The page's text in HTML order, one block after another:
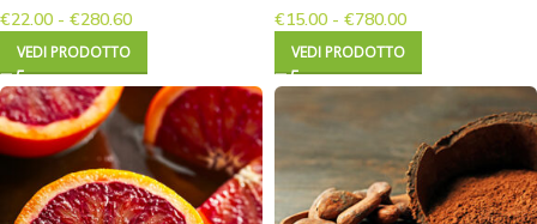
€22.00 - €280.60
VEDI PRODOTTO
€15.00 - €780.00
VEDI PRODOTTO